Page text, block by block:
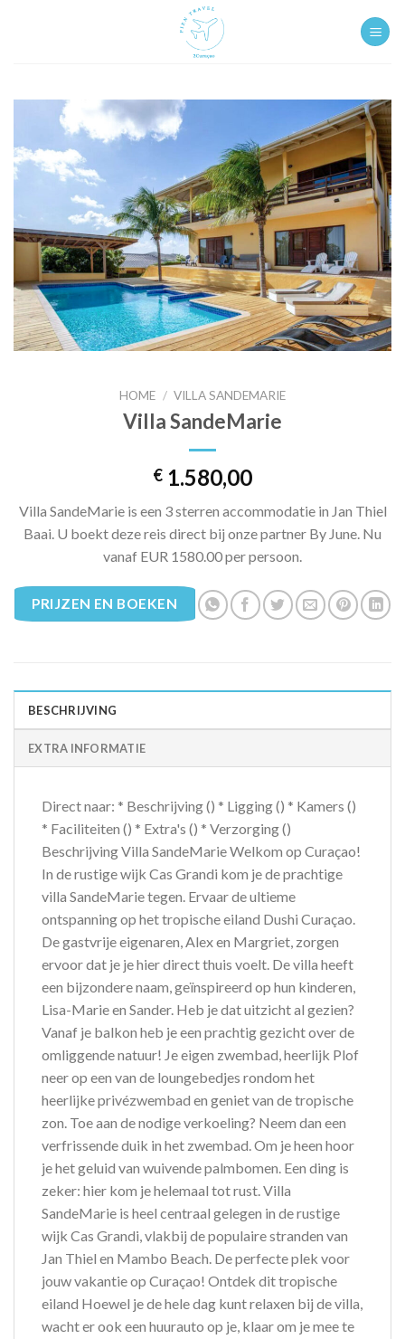
HOME / VILLA SANDEMARIE
Villa SandeMarie
€ 1.580,00
Villa SandeMarie is een 3 sterren accommodatie in Jan Thiel
Baai. U boekt deze reis direct bij onze partner By June. Nu
vanaf EUR 1580.00 per persoon.
PRIJZEN EN BOEKEN
BESCHRIJVING
EXTRA INFORMATIE
Direct naar: * Beschrijving () * Ligging () * Kamers ()
* Faciliteiten () * Extra's () * Verzorging ()
Beschrijving Villa SandeMarie Welkom op Curaçao!
In de rustige wijk Cas Grandi kom je de prachtige
villa SandeMarie tegen. Ervaar de ultieme
ontspanning op het tropische eiland Dushi Curaçao.
De gastvrije eigenaren, Alex en Margriet, zorgen
ervoor dat je je hier direct thuis voelt. De villa heeft
een bijzondere naam, geïnspireerd op hun kinderen,
Lisa-Marie en Sander. Heb je dat uitzicht al gezien?
Vanaf je balkon heb je een prachtig gezicht over de
omliggende natuur! Je eigen zwembad, heerlijk Plof
neer op een van de loungebedjes rondom het
heerlijke privézwembad en geniet van de tropische
zon. Toe aan de nodige verkoeling? Neem dan een
verfrissende duik in het zwembad. Om je heen hoor
je het geluid van wuivende palmbomen. Een ding is
zeker: hier kom je helemaal tot rust. Villa
SandeMarie is heel centraal gelegen in de rustige
wijk Cas Grandi, vlakbij de populaire stranden van
Jan Thiel en Mambo Beach. De perfecte plek voor
jouw vakantie op Curaçao! Ontdek dit tropische
eiland Hoewel je de hele dag kunt relaxen bij de villa,
wacht er ook een huurauto op je, klaar om je mee te